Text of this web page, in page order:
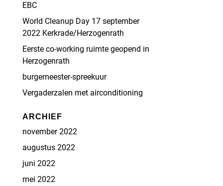
EBC
World Cleanup Day 17 september
2022 Kerkrade/Herzogenrath
Eerste co-working ruimte geopend in
Herzogenrath
burgemeester-spreekuur
Vergaderzalen met airconditioning
ARCHIEF
november 2022
augustus 2022
juni 2022
mei 2022